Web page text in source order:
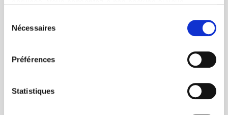
Nécessaires
Préférences
Statistiques